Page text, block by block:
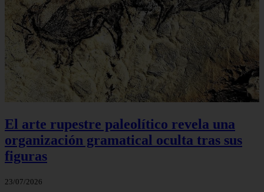
El arte rupestre paleolítico revela una
organización gramatical oculta tras sus
figuras
23/07/2026